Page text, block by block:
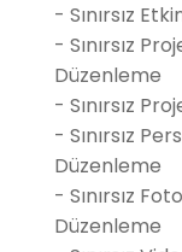
- Sınırsız
- Sınırsız
Düzenleme
- Sınırsız
- Sınırsız
Düzenleme
- Sınırsız
Düzenleme